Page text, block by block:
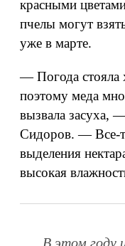
красными
пчелы могут
уже в марте.
— Погода стояла
поэтому меда
вызвала засуха,
Сидоров. — Все-
выделения
высокая
В этом году